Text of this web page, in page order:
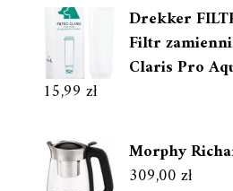
Drekker
Filtr
Claris Pro
15,99 zł
Morphy
309,00zł